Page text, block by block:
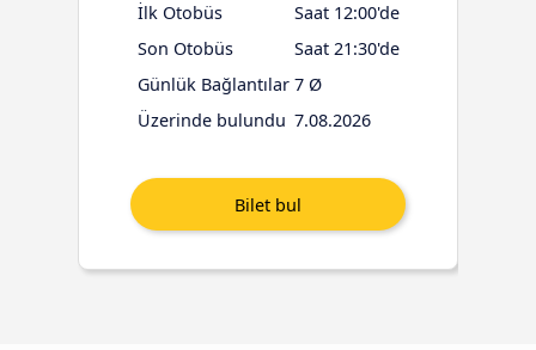
İlk Otobüs
Saat 12:00'de
Son Otobüs
Saat 21:30'de
Günlük Bağlantılar 7 Ø
Üzerinde bulundu 7.08.2026